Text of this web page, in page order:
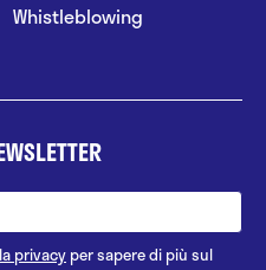
Whistleblowing
privacy per sapere di più sul